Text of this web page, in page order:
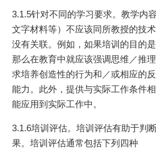
3.1.5针对不同的学习要求。教学内
文字材料等）不应该同所教授的技
没有关联。例如，如果培训的目的
那么在教育中就应该强调思维／推
求培养创造性的行为和／或相应的
能力。此外，提供与实际工作条件
能应用到实际工作中。
3.1.6培训评估。培训评估有助于判
果。培训评估通常包括下列四种